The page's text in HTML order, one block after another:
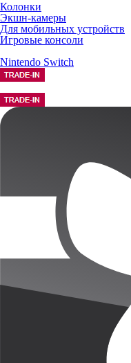
Колонки
Экшн-камеры
Для мобильных устройств
Игровые консоли
Nintendo Switch